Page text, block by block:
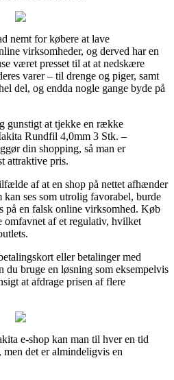
nemt for købere at lave
virksomheder, og derved har en
været presset til at at nedskære
varer – til drenge og piger, samt
del, og endda nogle gange byde på
gunstigt at tjekke en række
Rundfil 4,0mm 3 Stk. –
din shopping, så man er
attraktive pris.
af at en shop på nettet afhænder
ses som utrolig favorabel, burde
på en falsk online virksomhed. Køb
omfavnet af et regulativ, hvilket
eller betalinger med
du bruge en løsning som eksempelvis
at afdrage prisen af flere
e-shop kan man til hver en tid
men det er almindeligvis en